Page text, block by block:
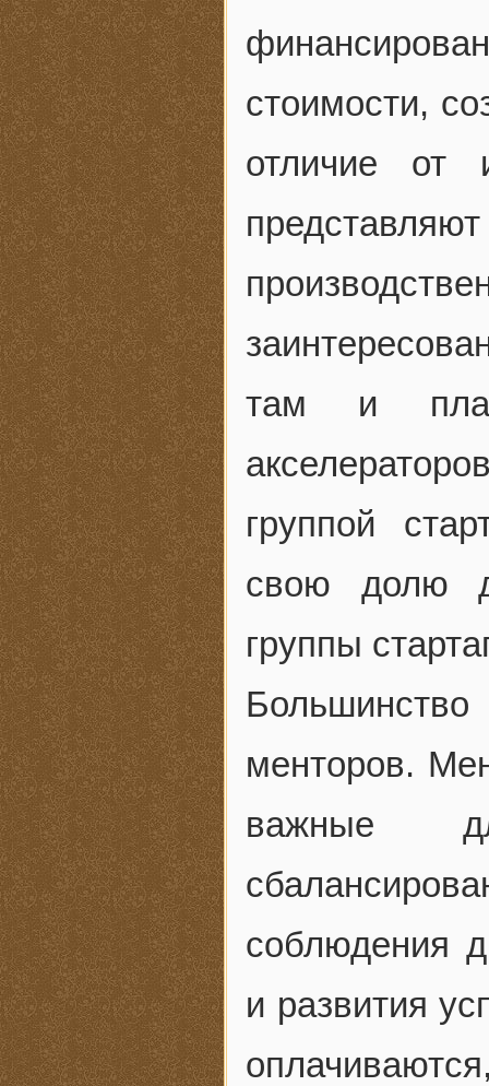
стоимости,
отличие от
там и
группой
свою долю
группы
менторов.
важные
соблюдения
и развития